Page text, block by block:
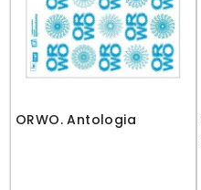
ORWO. Antologia